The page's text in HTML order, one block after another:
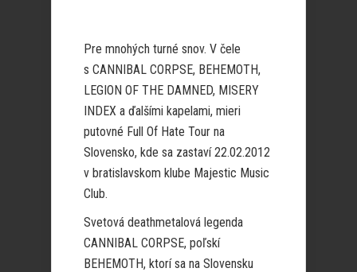
Pre mnohých turné snov. V čele
s CANNIBAL CORPSE, BEHEMOTH,
LEGION OF THE DAMNED, MISERY
INDEX a ďalšími kapelami, mieri
putovné Full Of Hate Tour na
Slovensko, kde sa zastaví 22.02.2012
v bratislavskom klube Majestic Music
Club.
Svetová deathmetalová legenda
CANNIBAL CORPSE, poľskí
BEHEMOTH, ktorí sa na Slovensku